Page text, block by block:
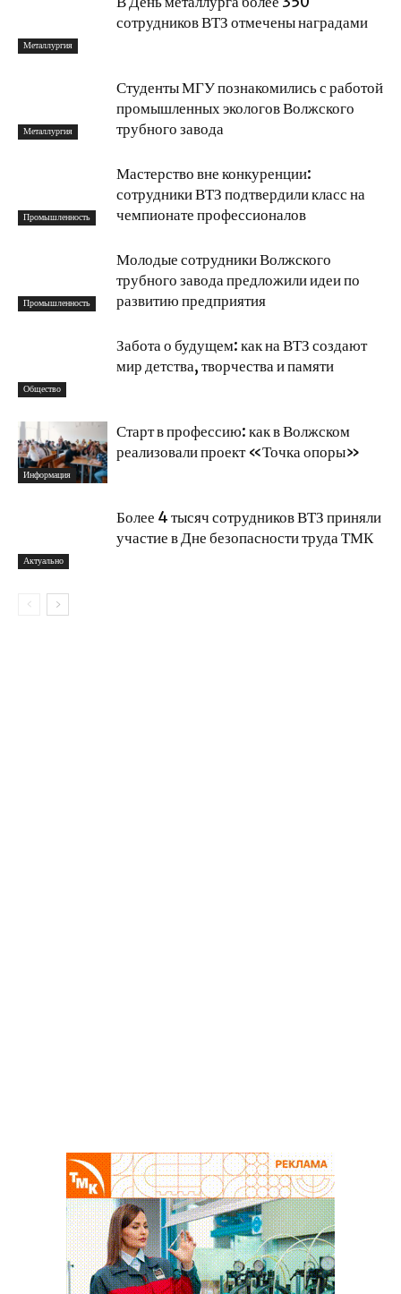
Металлургия
сотрудников ВТЗ отмечены наградами
Металлургия
Студенты МГУ познакомились с работой
промышленных экологов Волжского
трубного завода
Промышленность
Мастерство вне конкуренции:
сотрудники ВТЗ подтвердили класс на
чемпионате профессионалов
Промышленность
Молодые сотрудники Волжского
трубного завода предложили идеи по
развитию предприятия
Общество
Забота о будущем: как на ВТЗ создают
мир детства, творчества и памяти
Информация
Старт в профессию: как в Волжском
реализовали проект «Точка опоры»
Актуально
Более 4 тысяч сотрудников ВТЗ приняли
участие в Дне безопасности труда ТМК